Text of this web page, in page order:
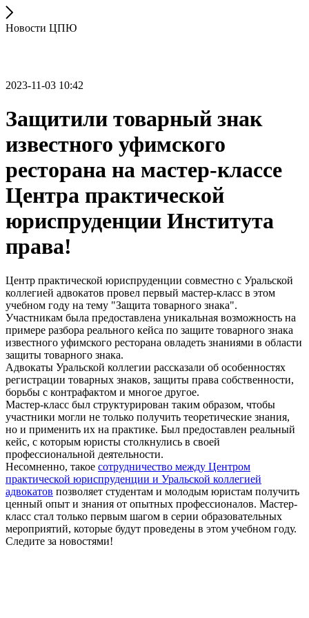
Новости ЦПЮ
2023-11-03 10:42
Защитили товарный знак
известного уфимского
ресторана на мастер-классе
Центра практической
юриспруденции Института
права!
Центр практической юриспруденции совместно с Уральской
коллегией адвокатов провел первый мастер-класс в этом
учебном году на тему "Защита товарного знака".
Участникам была предоставлена уникальная возможность на
примере разбора реального кейса по защите товарного знака
известного уфимского ресторана овладеть знаниями в области
защиты товарного знака.
Адвокаты Уральской коллегии рассказали об особенностях
регистрации товарных знаков, защиты права собственности,
борьбы с контрафактом и многое другое.
Мастер-класс был структурирован таким образом, чтобы
участники могли не только получить теоретические знания,
но и применить их на практике. Был предоставлен реальный
кейс, с которым юристы столкнулись в своей
профессиональной деятельности.
Несомненно, такое сотрудничество между Центром
практической юриспруденции и Уральской коллегией
адвокатов позволяет студентам и молодым юристам получить
ценный опыт и знания от опытных профессионалов. Мастер-
класс стал только первым шагом в серии образовательных
мероприятий, которые будут проведены в этом учебном году.
Следите за новостями!